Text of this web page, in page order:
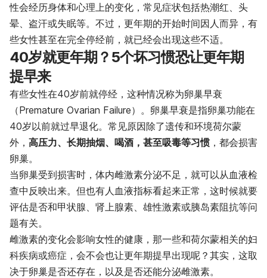
性会经历身体和心理上的变化，常见症状包括热潮红、头
晕、盗汗或失眠等。不过，更年期的开始时间因人而异，有
些女性甚至在完全停经前，就已经会出现这些不适。
40岁就更年期？5个坏习惯恐让更年期
提早来
有些女性在40岁前就停经，这种情况称为卵巢早衰
（Premature Ovarian Failure）。卵巢早衰是指卵巢功能在
40岁以前就过早退化。常见原因除了遗传和环境荷尔蒙
外， 高压力、长期抽烟、喝酒，甚至吸毒等习惯 ，都会损害
卵巢。
当卵巢受到损害时，体内雌激素分泌不足，就可以从血液检
查中反映出来。但也有人血液指标看起来正常，这时候就要
评估是否和甲状腺、肾上腺素、雄性激素或胰岛素阻抗等问
题有关。
雌激素的变化会影响女性的健康，那一些和荷尔蒙相关的妇
科疾病或癌症，会不会也让更年期提早出现呢？其实，这取
决于卵巢是否还存在，以及是否还能分泌雌激素。